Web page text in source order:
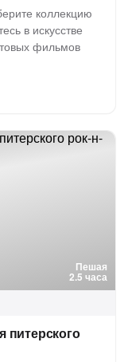
коллекцию
в искусстве
фильмов
Пешая
2.5 часа
питерского